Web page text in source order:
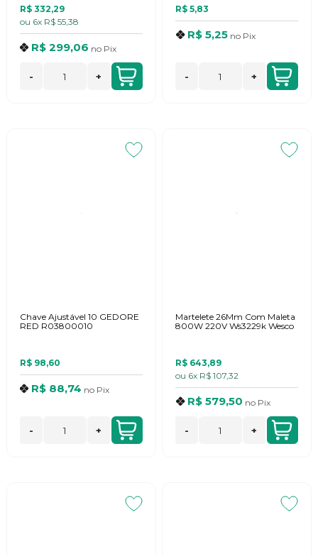
R$ 332,29
ou 6x R$ 55,38
R$ 299,06 no Pix
- +
R$ 5,83
R$ 5,25 no Pix
- +
Chave Ajustável 10 GEDORE
RED R03800010
R$ 98,60
R$ 88,74 no Pix
- +
Martelete 26Mm Com Maleta
800W 220V Ws3229k Wesco
R$ 643,89
ou 6x R$ 107,32
R$ 579,50 no Pix
- +